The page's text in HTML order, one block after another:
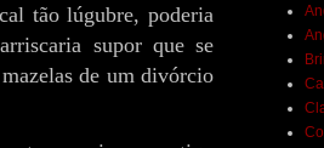
tão lúgubre, poderia
supor que se
de um divórcio